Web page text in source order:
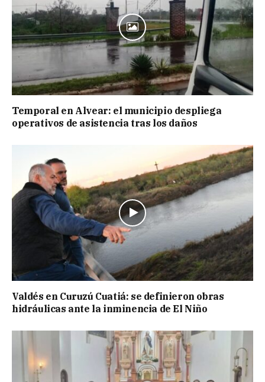
Temporal en Alvear: el municipio despliega
operativos de asistencia tras los daños
Valdés en Curuzú Cuatiá: se definieron obras
hidráulicas ante la inminencia de El Niño